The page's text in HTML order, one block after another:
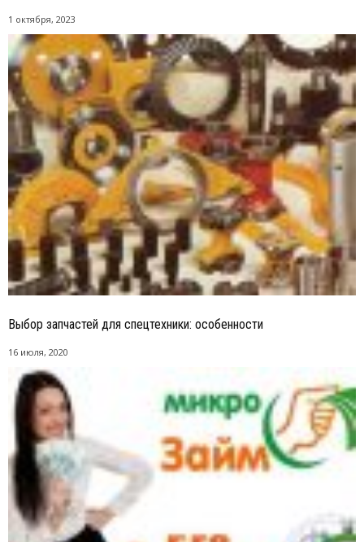
1 октября, 2023
Выбор запчастей для спецтехники: особенности
16 июля, 2020